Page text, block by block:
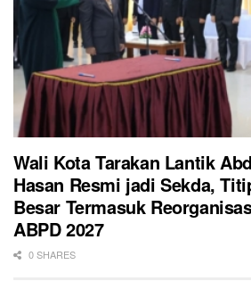
Wali Kota Tarakan Lantik
Hasan Resmi jadi Sekda,
Besar Termasuk
ABPD 2027
0 SHARES